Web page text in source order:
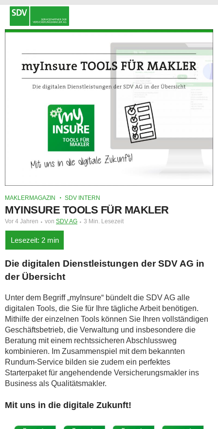
MAKLERMAGAZIN SDV INTERN
MYINSURE TOOLS FÜR MAKLER
Vor 4 Jahren von SDV AG 3 Min. Lesezeit
Die digitalen Dienstleistungen der SDV AG in
der Übersicht
Unter dem Begriff „myInsure“ bündelt die SDV AG alle
digitalen Tools, die Sie für Ihre tägliche Arbeit benötigen.
Mithilfe der einzelnen Tools können Sie Ihren vollständigen
Geschäftsbetrieb, die Verwaltung und insbesondere die
Beratung mit einem rechtssicheren Abschlussweg
kombinieren. Im Zusammenspiel mit dem bekannten
Rundum-Service bilden sie zudem ein perfektes
Starterpaket für angehendende Versicherungsmakler ins
Business als Qualitätsmakler.
Mit uns in die digitale Zukunft!